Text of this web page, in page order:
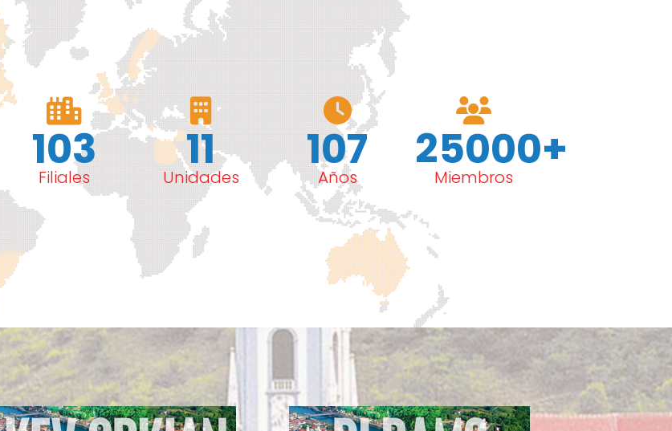
103
Filiales 11
Unidades 107
Años 25000+
Miembros